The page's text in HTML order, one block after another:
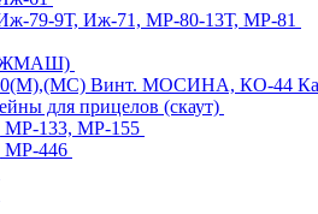
79-9Т, Иж-71, МР-80-13Т, МР-81
Винт. МОСИНА, КО-44
для прицелов (скаут)
МР-133, МР-155
МР-446